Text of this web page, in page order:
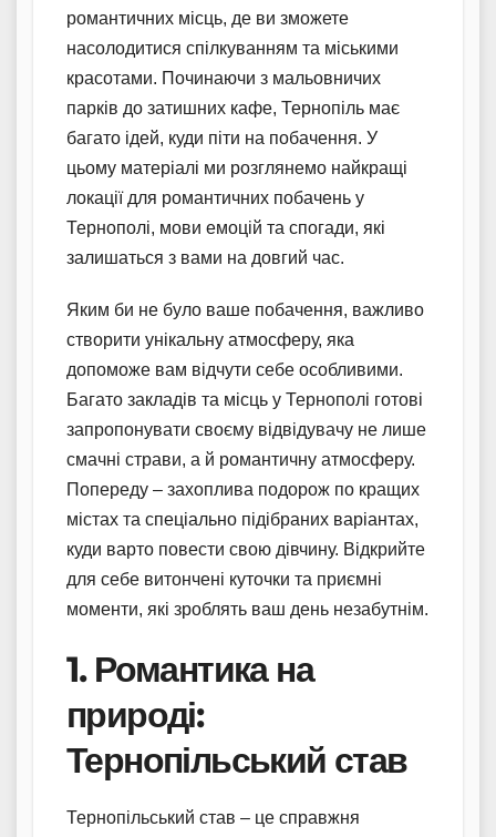
романтичних місць, де ви зможете
насолодитися спілкуванням та міськими
красотами. Починаючи з мальовничих
парків до затишних кафе, Тернопіль має
багато ідей, куди піти на побачення. У
цьому матеріалі ми розглянемо найкращі
локації для романтичних побачень у
Тернополі, мови емоцій та спогади, які
залишаться з вами на довгий час.
Яким би не було ваше побачення, важливо
створити унікальну атмосферу, яка
допоможе вам відчути себе особливими.
Багато закладів та місць у Тернополі готові
запропонувати своєму відвідувачу не лише
смачні страви, а й романтичну атмосферу.
Попереду – захоплива подорож по кращих
містах та спеціально підібраних варіантах,
куди варто повести свою дівчину. Відкрийте
для себе витончені куточки та приємні
моменти, які зроблять ваш день незабутнім.
1. Романтика на
природі:
Тернопільський став
Тернопільський став – це справжня